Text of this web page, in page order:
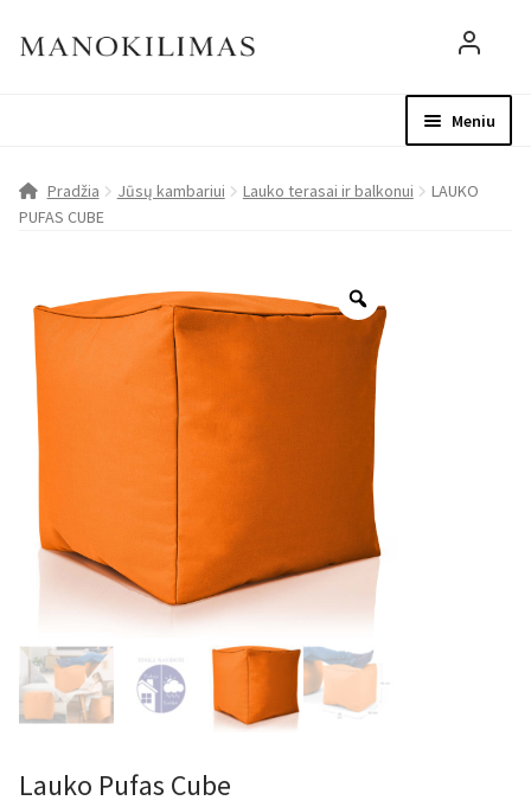
Meniu
Patarimai
Apie mus
Paskyra
Pradžia Jūsų kambariui Lauko terasai ir balkonui
LAUKO
PUFAS CUBE
Lauko Pufas Cube